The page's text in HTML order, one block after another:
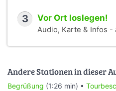
3 Vor Ort loslegen!
Audio, Karte & Infos -
Andere Stationen in dieser
Begrüßung (1:26 min) •